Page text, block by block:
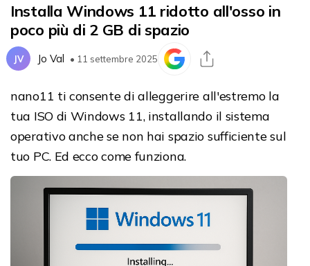
Installa Windows 11 ridotto all'osso in
poco più di 2 GB di spazio
JV Jo Val • 11 settembre 2025
nano11 ti consente di alleggerire all'estremo la
tua ISO di Windows 11, installando il sistema
operativo anche se non hai spazio sufficiente sul
tuo PC. Ed ecco come funziona.